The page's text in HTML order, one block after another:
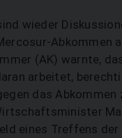
wieder
Abkommen
(AK) warnte,
arbeitet,
das Abkommen
eines Treffens der